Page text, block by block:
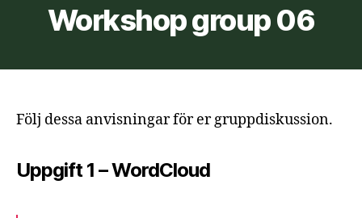
Workshop group 06
Följ dessa anvisningar för er gruppdiskussion.
Uppgift 1 – WordCloud